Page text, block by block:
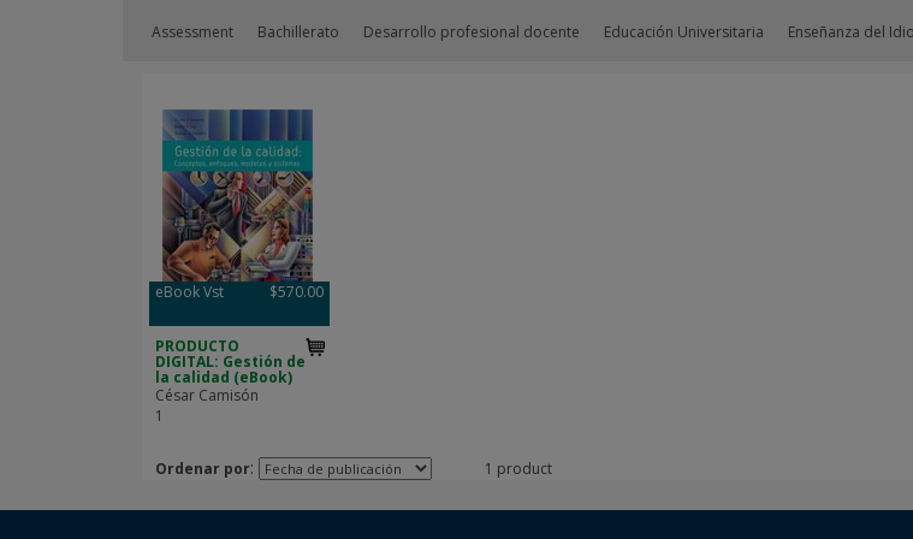
Assessment Bachillerato Desarrollo profesional docente Educación Universitaria Enseñanza del
eBook Vst $570.00
PRODUCTO
DIGITAL: Gestión de
la calidad (eBook)
César Camisón
1
Ordenar por: 1 product